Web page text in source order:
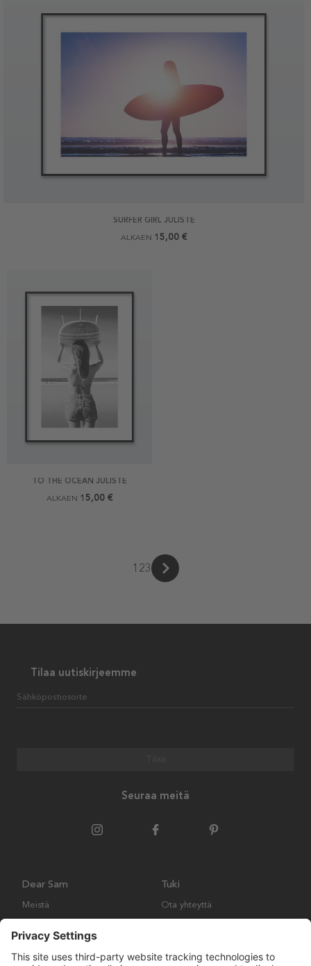
SURFER GIRL JULISTE
ALKAEN 15,00 €
TO THE OCEAN JULISTE
ALKAEN 15,00 €
1 23
Tilaa uutiskirjeemme
Sähköpostiosoite
Seuraa meitä
Dear Sam
Meistä
Tuki
Ota yhteyttä